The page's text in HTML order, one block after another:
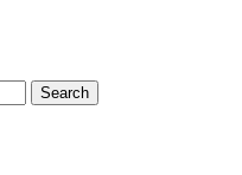
Search